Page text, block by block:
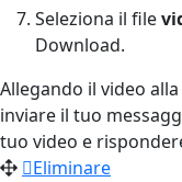
Seleziona il file
Download.
Allegando il video
inviare il tuo
tuo video e
Eliminare